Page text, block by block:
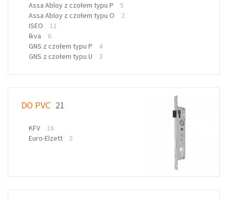
Assa Abloy z czołem typu P
5
Assa Abloy z czołem typu O
2
ISEO
11
Ikva
6
GNS z czołem typu P
4
GNS z czołem typu U
3
DO PVC 21
KFV
16
Euro-Elzett
5